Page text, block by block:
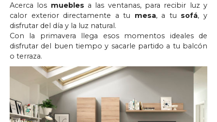
Acerca los muebles a las ventanas, para recibir luz y
calor exterior directamente a tu mesa, a tu sofá, y
disfrutar del día y la luz natural.
Con la primavera llega esos momentos ideales de
disfrutar del buen tiempo y sacarle partido a tu balcón
o terraza.